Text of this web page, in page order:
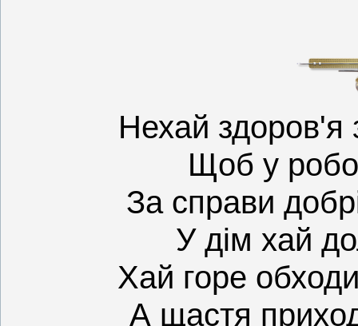
Нехай
Щоб у
За справи
У дім хай
Хай горе
А щастя